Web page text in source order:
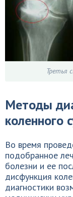
Третья
Методы
коленного
Во время
подобранное
болезни и ее
дисфункция
диагностики